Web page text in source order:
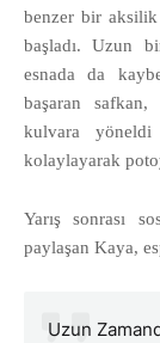
benzer bir aksilik
başladı. Uzun
esnada da
başaran safkan,
kulvara
kolaylayarak
Yarış sonrası
paylaşan Kaya,
Uzun